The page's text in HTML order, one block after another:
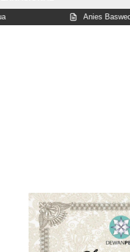
Anies Baswedan Kenang